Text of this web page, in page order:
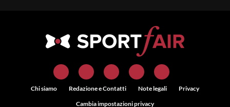
Chi siamo Redazione e Contatti Note legali
Privacy
Cambia impostazioni privacy